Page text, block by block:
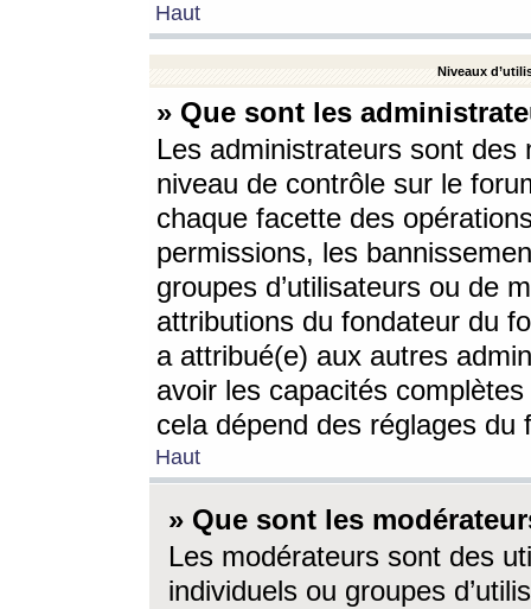
Haut
Niveaux
» Que sont les
Les administrateurs sont
niveau de contrôle sur le
chaque facette des
permissions, les
groupes d’utilisateurs ou de
attributions du fondateur du
a attribué(e) aux autres
avoir les capacités
cela dépend des réglages du
Haut
» Que sont les
Les modérateurs sont des
individuels ou groupes